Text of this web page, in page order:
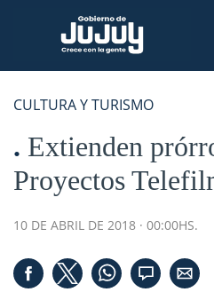
CULTURA Y TURISMO
Extienden
Proyectos
10 DE ABRIL DE 2018 · 00:00HS.